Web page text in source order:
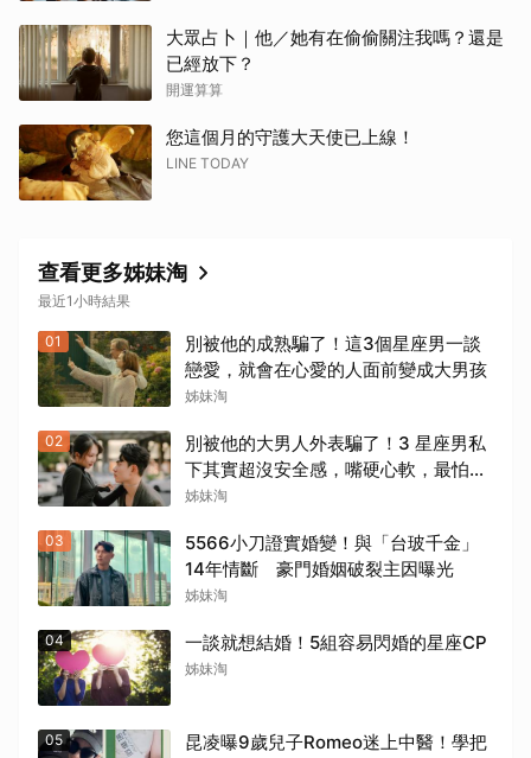
大眾占卜｜他／她有在偷偷關注我嗎？還是
已經放下？
開運算算
您這個月的守護大天使已上線！
LINE TODAY
查看更多姊妹淘
最近1小時結果
01
別被他的成熟騙了！這3個星座男一談
戀愛，就會在心愛的人面前變成大男孩
姊妹淘
02
別被他的大男人外表騙了！3 星座男私
下其實超沒安全感，嘴硬心軟，最怕失
去你
姊妹淘
03
5566小刀證實婚變！與「台玻千金」
14年情斷 豪門婚姻破裂主因曝光
姊妹淘
04 一談就想結婚！5組容易閃婚的星座CP
姊妹淘
05
昆凌曝9歲兒子Romeo迷上中醫！學把